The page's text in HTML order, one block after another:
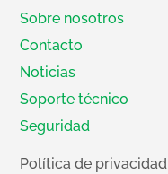
Sobre nosotros
Contacto
Noticias
Soporte técnico
Seguridad
Política de privacidad